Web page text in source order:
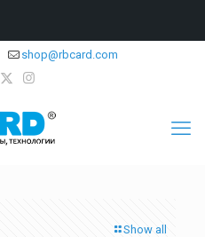
shop@rbcard.com
Show all